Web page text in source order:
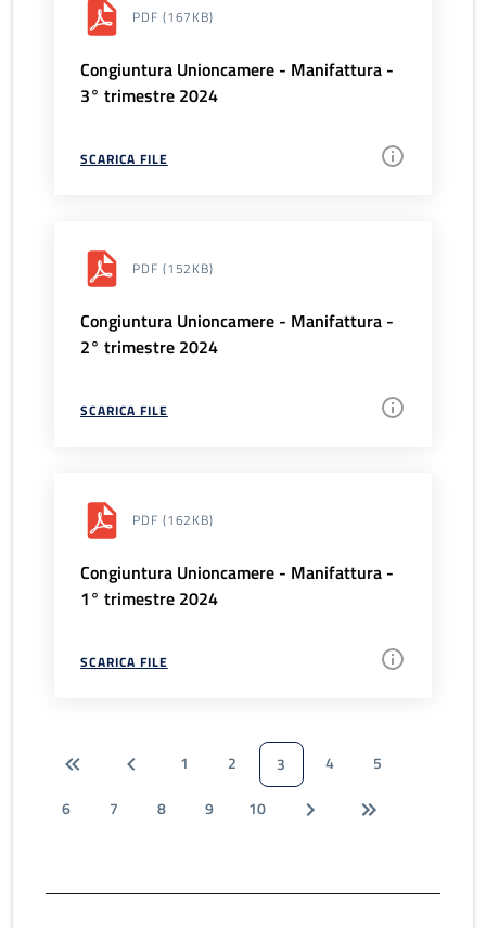
PDF (167KB)
Congiuntura Unioncamere - Manifattura -
3° trimestre 2024
SCARICA FILE
PDF (152KB)
Congiuntura Unioncamere - Manifattura -
2° trimestre 2024
SCARICA FILE
PDF (162KB)
Congiuntura Unioncamere - Manifattura -
1° trimestre 2024
SCARICA FILE
1 2 3 4
5
6
7 8 9 10